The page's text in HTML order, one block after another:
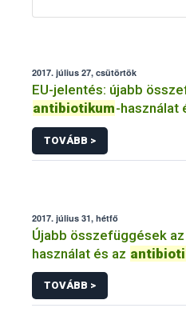
2017. július 27, csütörtök
EU-jelentés: újabb
antibiotikum-használat
rezisztencia...között
efsaszalmonella coli
TOVÁBB >
2017. július 31, hétfő
Újabb összefüggések az
használat és az
között...nébih élelmiszer
TOVÁBB >